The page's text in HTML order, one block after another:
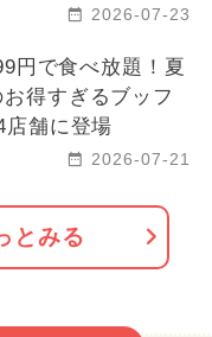
2026-07-23
円で食べ放題！夏
得すぎるブッフ
店舗に登場
2026-07-21
とみる